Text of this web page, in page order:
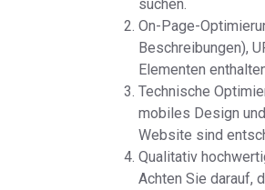
suchen.
On-Page-
Beschreibungen),
Elementen
Technische
mobiles Design
Website sind
Qualitativ
Achten Sie darauf,